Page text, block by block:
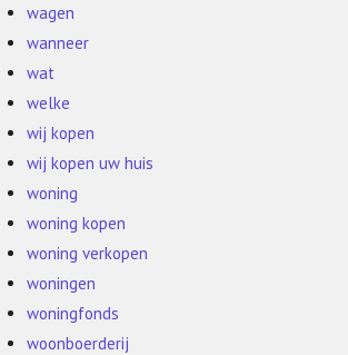
wagen
wanneer
wat
welke
wij kopen
wij kopen uw huis
woning
woning kopen
woning verkopen
woningen
woningfonds
woonboerderij